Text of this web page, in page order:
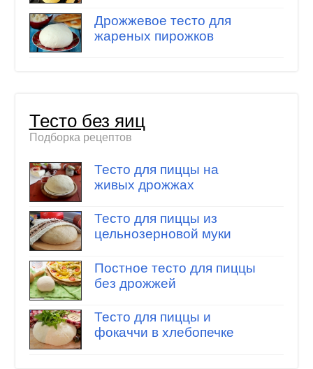
Дрожжевое тесто для
жареных пирожков
Тесто без яиц
Подборка рецептов
Тесто для пиццы на
живых дрожжах
Тесто для пиццы из
цельнозерновой муки
Постное тесто для пиццы
без дрожжей
Тесто для пиццы и
фокаччи в хлебопечке